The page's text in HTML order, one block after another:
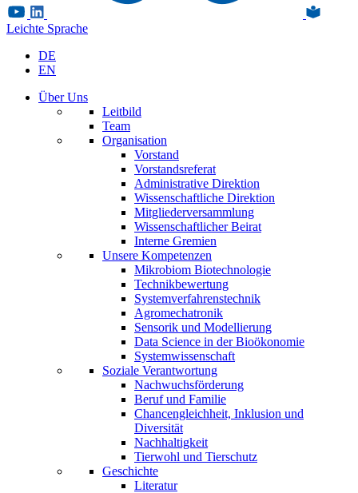
Leichte Sprache
DE
EN
Über Uns
Leitbild
Team
Organisation
Vorstand
Vorstandsreferat
Administrative Direktion
Wissenschaftliche Direktion
Mitgliederversammlung
Wissenschaftlicher Beirat
Interne Gremien
Unsere Kompetenzen
Mikrobiom Biotechnologie
Technikbewertung
Systemverfahrenstechnik
Agromechatronik
Sensorik und Modellierung
Data Science in der Bioökonomie
Systemwissenschaft
Soziale Verantwortung
Nachwuchsförderung
Beruf und Familie
Chancengleichheit, Inklusion und
Diversität
Nachhaltigkeit
Tierwohl und Tierschutz
Geschichte
Literatur